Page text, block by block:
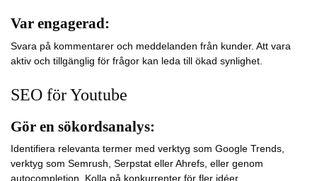
Var engagerad:
Svara på kommentarer och meddelanden från kunder. Att vara
aktiv och tillgänglig för frågor kan leda till ökad synlighet.
SEO för Youtube
Gör en sökordsanalys:
Identifiera relevanta termer med verktyg som Google Trends,
verktyg som Semrush, Serpstat eller Ahrefs, eller genom
autocompletion. Kolla på konkurrenter för fler idéer.